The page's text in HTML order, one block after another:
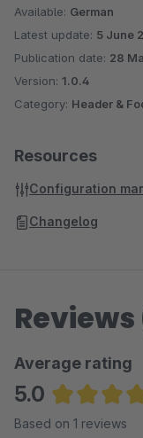
Available: German
Latest update: 5 June
Publication date: 28
Version: 1.0.4
Category: Header &
Resources
Configuration
Changelog
Reviews
Average rating
5.0
Average
Based on 1 reviews